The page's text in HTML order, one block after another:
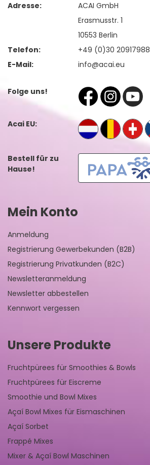
Adresse:
ACAI GmbH
Erasmusstr. 1
10553 Berlin
Telefon:
+49 (0)30 20917988
E-Mail:
info@acai.eu
Folge uns!
Acai EU:
Bestell für zu
Hause!
Mein Konto
Anmeldung
Registrierung Gewerbekunden (B2B)
Registrierung Privatkunden (B2C)
Newsletteranmeldung
Newsletter abbestellen
Kennwort vergessen
Unsere Produkte
Fruchtpürees für Smoothies & Bowls
Fruchtpürees für Eiscreme
Smoothie und Bowl Mixes
Açaí Bowl Mixes für Eismaschinen
Açaí Sorbet
Frappé Mixes
Mixer & Açaí Bowl Maschinen